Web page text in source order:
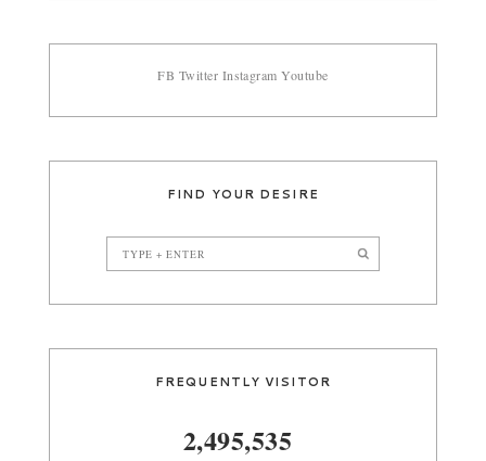
FB Twitter Instagram Youtube
FIND YOUR DESIRE
FREQUENTLY VISITOR
2,495,535